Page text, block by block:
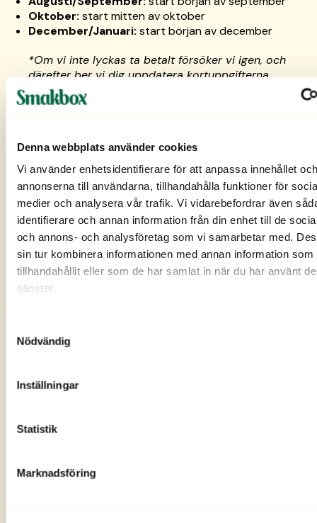
Denna webbplats använder cookies
Vi använder enhetsidentifierare för att anpassa innehållet och
annonserna till användarna, tillhandahålla funktioner för
medier och analysera vår trafik. Vi vidarebefordrar även
identifierare och annan information från din enhet till de
och annons- och analysföretag som vi samarbetar med.
sin tur kombinera informationen med annan information som
tillhandahållit eller som de har samlat in när du har använt
tjänster.
Nödvändig
Inställningar
Statistik
Marknadsföring
Oktober: start mitten av oktober
December/Januari: start början av december
*Om vi inte lyckas ta betalt försöker vi igen, och
därefter ber vi dig uppdatera kortuppgifterna.
___________________
anpassning så att utskicken sker innan och efter
semestertider.
Helgbox skickas tre gånger per år: mars, juni och
oktober - alltidefterutskicken av vanliga
Smakbox.
KATEGORIER
LEVERANS
leveransalternativ när du gör din beställning.